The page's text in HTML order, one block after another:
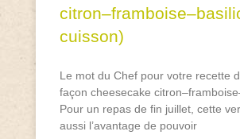
cuisson)
Le mot du Chef pour votre recette
façon cheesecake
Pour un repas de fin juillet, cette
aussi l’avantage de pouvoir